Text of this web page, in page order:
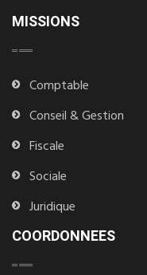
MISSIONS
Comptable
Conseil & Gestion
Fiscale
Sociale
Juridique
COORDONNEES